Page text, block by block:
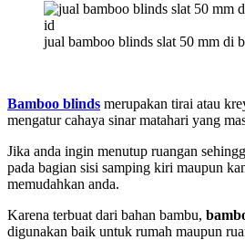
jual bamboo blinds slat 50 mm di
Bamboo blinds merupakan tirai atau
mengatur cahaya sinar matahari yang
Jika anda ingin menutup ruangan
pada bagian sisi samping kiri maupun
memudahkan anda.
Karena terbuat dari bahan bambu,
digunakan baik untuk rumah maupun